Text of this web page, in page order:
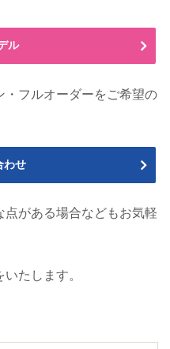
ル
・フルオーダーをご希望の
わせ
がある場合などもお気軽
たします。